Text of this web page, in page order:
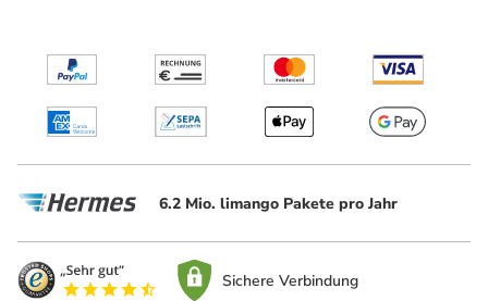
6.2 Mio. limango Pakete pro Jahr
Sichere Verbindung